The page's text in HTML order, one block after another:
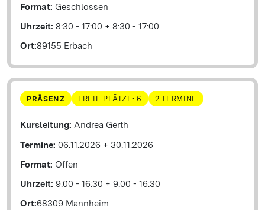
Format: Geschlossen
Uhrzeit: 8:30 - 17:00 + 8:30 - 17:00
Ort:89155 Erbach
PRÄSENZ FREIE PLÄTZE: 6 2 TERMINE
Kursleitung: Andrea Gerth
Termine: 06.11.2026 + 30.11.2026
Format: Offen
Uhrzeit: 9:00 - 16:30 + 9:00 - 16:30
Ort:68309 Mannheim